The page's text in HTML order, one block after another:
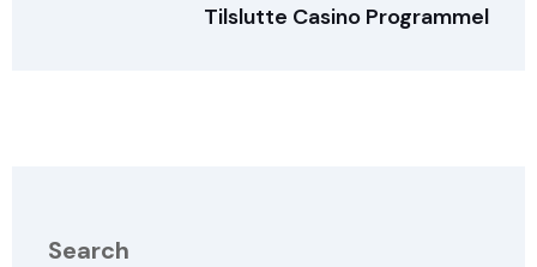
Tilslutte Casino Programmel
Search